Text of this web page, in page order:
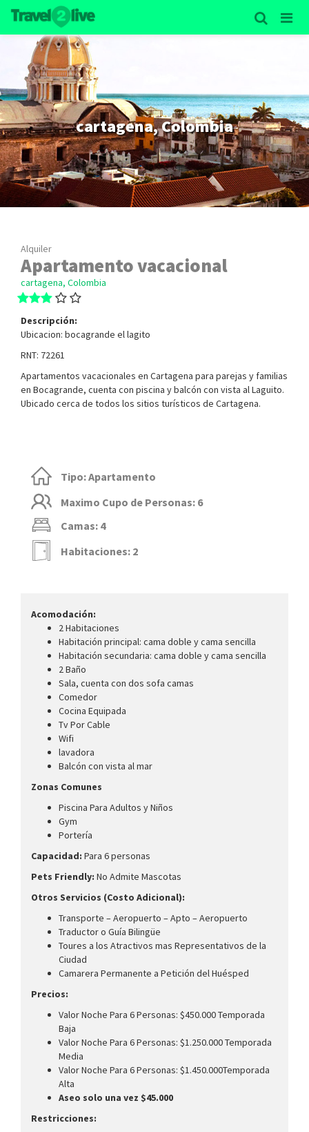
cartagena, Colombia
Alquiler
Apartamento vacacional
cartagena, Colombia
Descripción:
Ubicacion: bocagrande el lagito
RNT: 72261
Apartamentos vacacionales en Cartagena para parejas y familias
en Bocagrande, cuenta con piscina y balcón con vista al Laguito.
Ubicado cerca de todos los sitios turísticos de Cartagena.
Tipo: Apartamento
Maximo Cupo de Personas: 6
Camas: 4
Habitaciones: 2
Acomodación:
2 Habitaciones
Habitación principal: cama doble y cama sencilla
Habitación secundaria: cama doble y cama sencilla
2 Baño
Sala, cuenta con dos sofa camas
Comedor
Cocina Equipada
Tv Por Cable
Wifi
lavadora
Balcón con vista al mar
Zonas Comunes
Piscina Para Adultos y Niños
Gym
Portería
Capacidad: Para 6 personas
Pets Friendly: No Admite Mascotas
Otros Servicios (Costo Adicional):
Transporte – Aeropuerto – Apto – Aeropuerto
Traductor o Guía Bilingüe
Toures a los Atractivos mas Representativos de la
Ciudad
Camarera Permanente a Petición del Huésped
Precios:
Valor Noche Para 6 Personas: $450.000 Temporada
Baja
Valor Noche Para 6 Personas: $1.250.000 Temporada
Media
Valor Noche Para 6 Personas: $1.450.000Temporada
Alta
Aseo solo una vez $45.000
Restricciones: